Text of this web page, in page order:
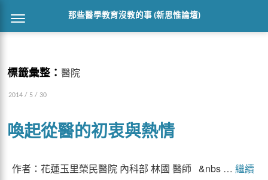
那些醫學教育沒教的事 (新思惟論壇)
標籤彙整： 醫院
2014 / 5 / 30
喚起從醫的初衷與熱情
作者：花蓮玉里榮民醫院 內科部 林國 醫師 &nbs … 繼續